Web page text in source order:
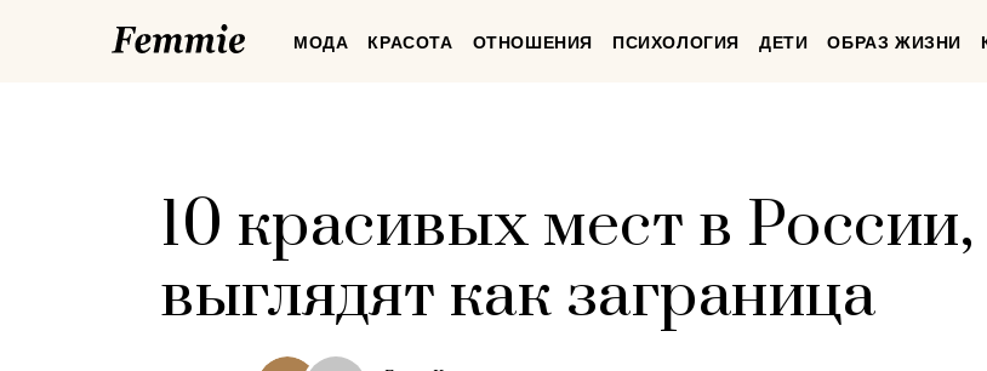
FemmieМОДА КРАСОТА ОТНОШЕНИЯ ПСИХОЛОГИЯ ДЕТИ ОБРАЗ ЖИЗНИ
10 красивых мест в
выглядят как заграница